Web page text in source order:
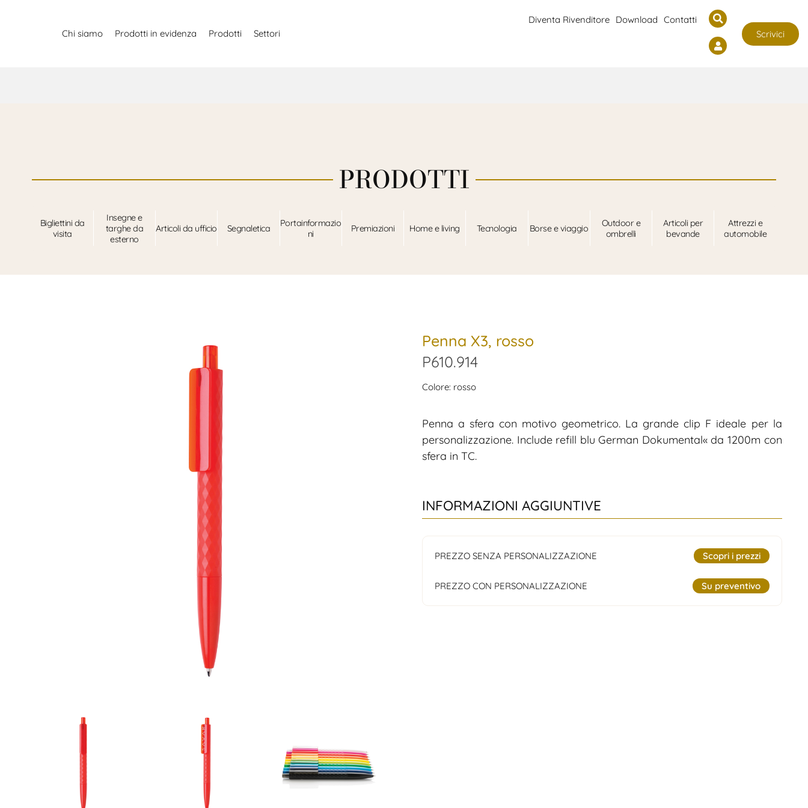
Chi siamo Prodotti in evidenza Prodotti Settori
Diventa Rivenditore Download Contatti
Scrivici
PRODOTTI
Bigliettini da
visita
Insegne e
targhe da
esterno
Articoli da ufficio Segnaletica
Portainformazio
ni
Premiazioni Home e living Tecnologia Borse e viaggio
Outdoor e
ombrelli
Articoli per
bevande
Attrezzi e
automobile
Penna X3, rosso
P610.914
Colore: rosso
Penna a sfera con motivo geometrico. La grande clip F ideale per la
personalizzazione. Include refill blu German Dokumental« da 1200m con
sfera in TC.
INFORMAZIONI AGGIUNTIVE
PREZZO SENZA PERSONALIZZAZIONE Scopri i prezzi
PREZZO CON PERSONALIZZAZIONE Su preventivo